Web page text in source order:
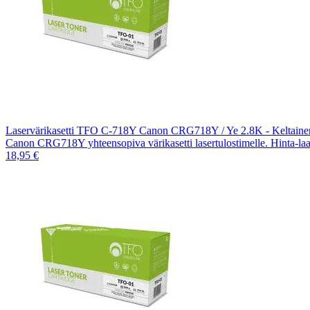
Laservärikasetti TFO C-718Y Canon CRG718Y / Ye 2.8K -
Canon CRG718Y yhteensopiva värikasetti lasertulostimelle. Hinta-
18,95 €